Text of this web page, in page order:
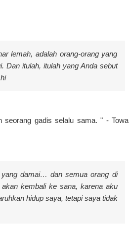
lemah, adalah orang-orang yang
Dan itulah, itulah yang Anda sebut
seorang gadis selalu sama. " - Towa
yang damai… dan semua orang di
kembali ke sana, karena aku
hidup saya, tetapi saya tidak